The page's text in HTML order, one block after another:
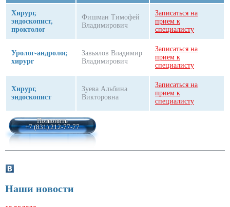
Хирург,
эндоскопист,
проктолог
Фишман Тимофей
Владимирович
Записаться на
прием к
специалисту
Уролог-андролог,
хирург
Завьялов Владимир
Владимирович
Записаться на
прием к
специалисту
Хирург,
эндоскопист
Зуева Альбина
Викторовна
Записаться на
прием к
специалисту
Позвонить
+7 (831) 212-77-77
Наши новости